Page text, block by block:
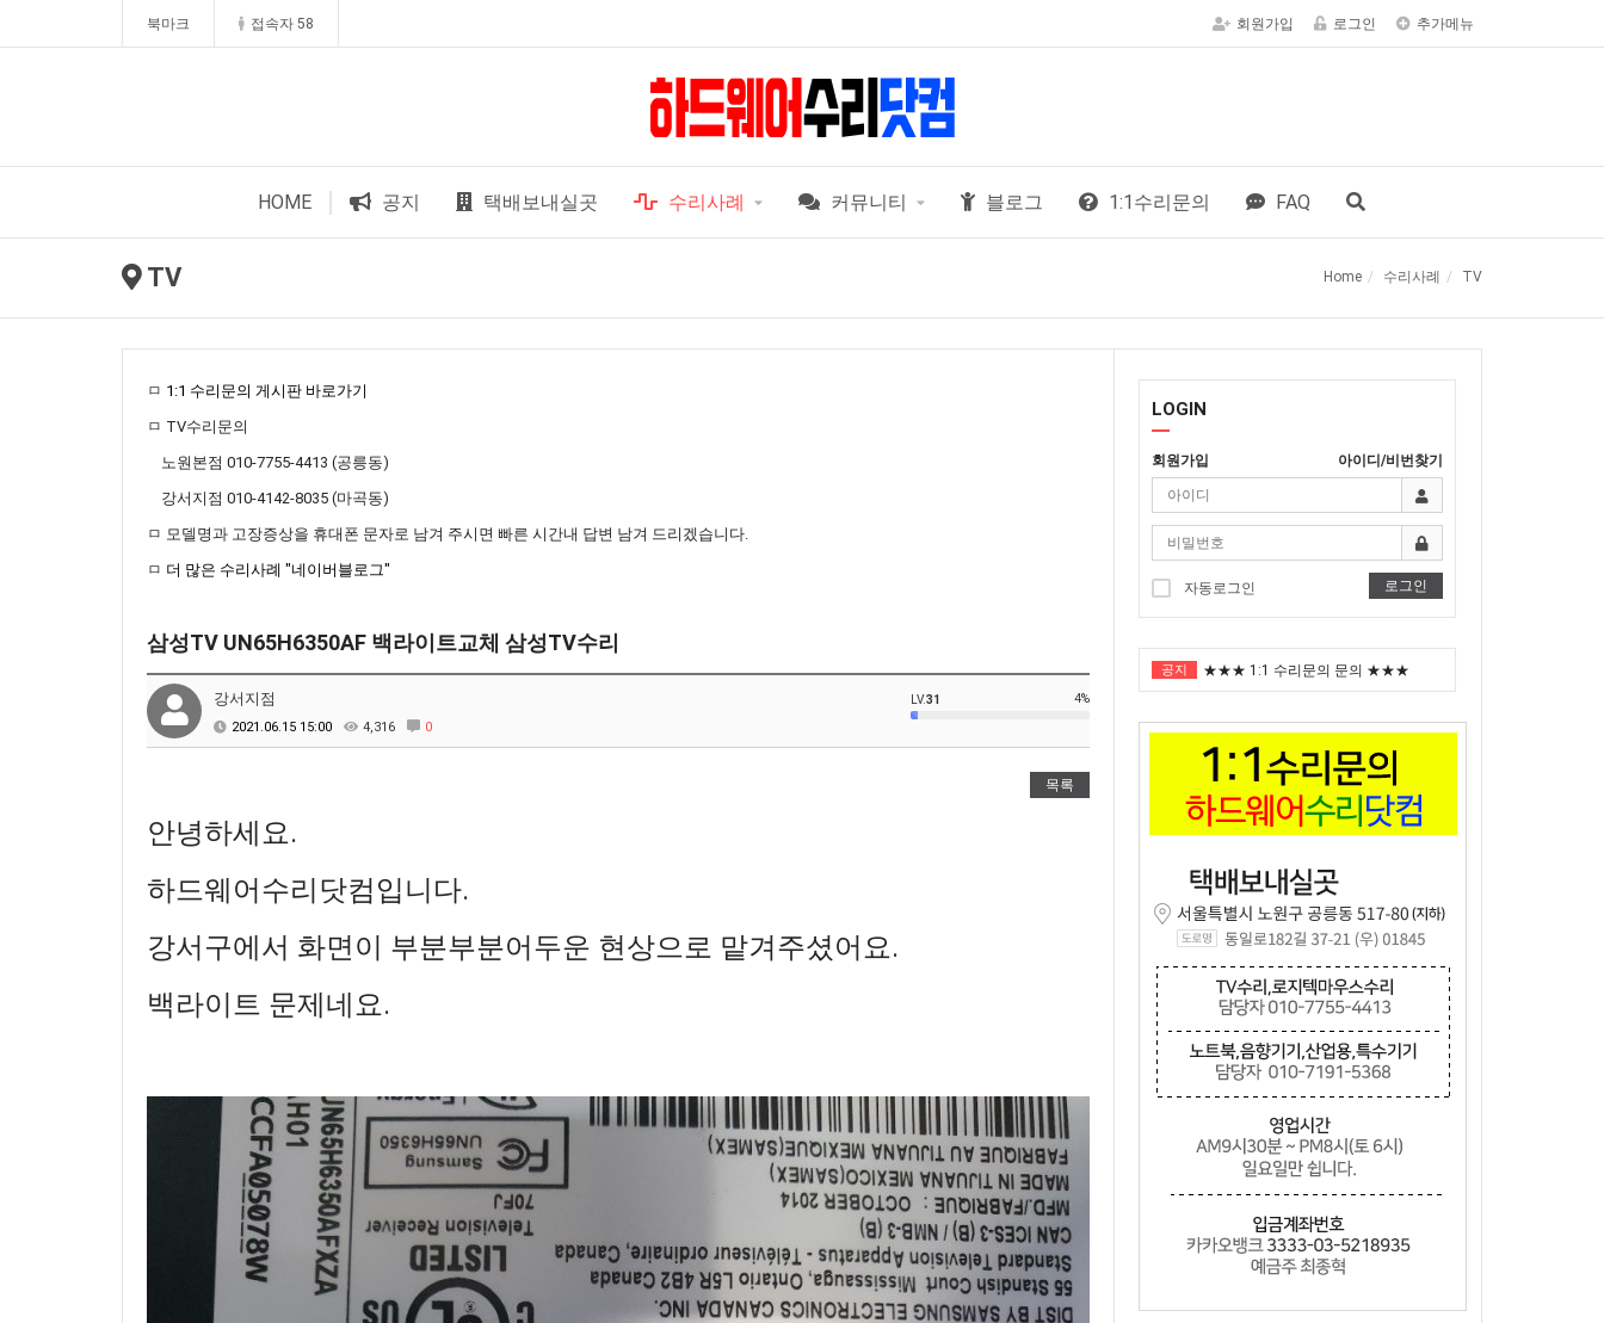
북마크 접속자 58 회원가입 로그인 추가메뉴
HOME 공지 택배보내실곳 수리사례 커뮤니티 블로그 1:1수리문의 FAQ
TV Home 수리사례 TV
ㅁ 1:1 수리문의 게시판 바로가기
ㅁ TV수리문의
노원본점 010-7755-4413 (공릉동)
강서지점 010-4142-8035 (마곡동)
ㅁ 모델명과 고장증상을 휴대폰 문자로 남겨 주시면 빠른 시간내 답변 남겨 드리겠습니다.
ㅁ 더 많은 수리사례 "네이버블로그"
삼성TV UN65H6350AF 백라이트교체 삼성TV수리
강서지점
2021.06.15 15:00 4,316 0
LV.31 4%
목록
안녕하세요.
하드웨어수리닷컴입니다.
강서구에서 화면이 부분부분어두운 현상으로 맡겨주셨어요.
백라이트 문제네요.
LOGIN
회원가입 아이디/비번찾기
자동로그인 로그인
공지 ★★★ 1:1 수리문의 문의 ★★★
2024년 한가위 휴일 안내
택배비인상안내
"노트북부서" 1월 임시휴가 안내
★★★ 1:1 수리문의 문의 ★★★
2025년 8월 휴가안내입니다.
2024년 한가위 휴일 안내
택배비인상안내